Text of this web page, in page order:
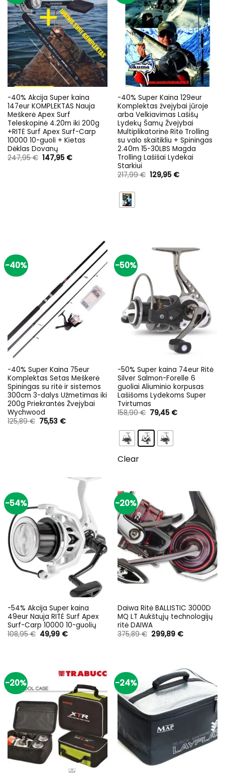
-40% Akcija Super kaina
147eur KOMPLEKTAS Nauja
Meškerė Apex Surf
Teleskopinė 4.20m iki 200g
+RITĖ Surf Apex Surf-Carp
10000 10-guoli + Kietas
Dėklas Dovanų
247,95€ Original
price
147,95 €Current
-40% Super Kaina 129eur
Komplektas žvejybai jūroje
arba Velkiavimas Lašišų
Lydekų Šamų Žvejybai
Multiplikatorinė Ritė Trolling
su valo skaitikliu + Spiningas
2.40m 15-30LBS Magda
Trolling Lašišai Lydekai
Starkiui
217,99€ Original
price
129,95 €Current
-40%
-40% Super Kaina 75eur
Komplektas Setas Meškerė
Spiningas su ritė ir sistemos
300cm 3-dalys Užmetimas iki
200g Priekrantės Žvejybai
Wychwood
125,89€ Original
price
75,53 €Current
-50%
-50% Super kaina 74eur Ritė
Silver Salmon-Forelle 6
guoliai Aliuminio korpusas
Lašišoms Lydekoms Super
Tvirtumas
158,90€ Original
price
158,90 €.
79,45 €Current
Clear
-54%
-54% Akcija Super kaina
49eur Nauja RITĖ Surf Apex
Surf-Carp 10000 10-guolių
108,95€ Original
price
49,99 €Current
-20%
Daiwa Ritė BALLISTIC 3000D
MQ LT Aukštųjų technologijų
ritė DAIWA
375,89€ Original
price
299,89 €Current
-20% -24%